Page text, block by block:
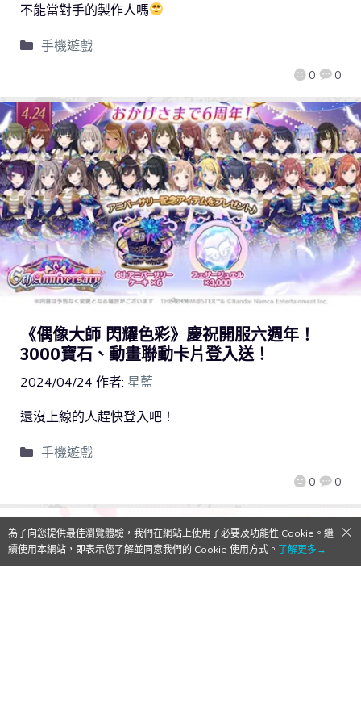
0 0
不能當對手的製作人嗎
手機遊戲
《偶像大師 閃耀色彩》慶祝開服六週年！
3000寶石、動畫聯動卡片登入送！
2024/04/24 作者: 星藍
0 0
還沒上線的人趕快登入吧！
手機遊戲
為了向您提供最佳瀏覽體驗，我們在網站上使用了必要及功能性 Cookie。繼
續使用本網站，即表示您了解並同意我們的 Cookie 使用方式。 了解更多→